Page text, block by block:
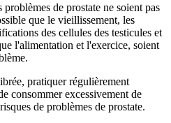
problèmes de prostate ne soient pas
que le vieillissement, les
des cellules des testicules et
l'alimentation et l'exercice, soient
pratiquer régulièrement
consommer excessivement de
de problèmes de prostate.